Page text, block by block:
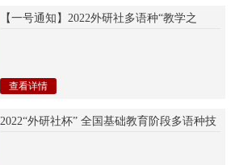
【一号通知】2022外研社多语种“教学之
查看详情
2022“外研社杯” 全国基础教育阶段多语种技